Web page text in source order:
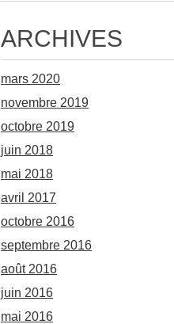
ARCHIVES
mars 2020
novembre 2019
octobre 2019
juin 2018
mai 2018
avril 2017
octobre 2016
septembre 2016
août 2016
juin 2016
mai 2016